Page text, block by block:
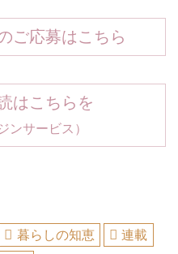
ご応募はこちら
はこちらを
サービス）
暮らしの知恵
連載